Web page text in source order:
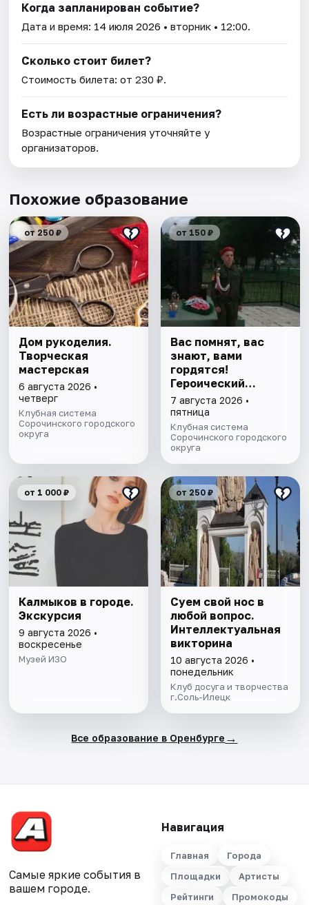
Когда запланирован событие?
Дата и время: 14 июля 2026 • вторник • 12:00.
Сколько стоит билет?
Стоимость билета: от 230 ₽.
Есть ли возрастные ограничения?
Возрастные ограничения уточняйте у
организаторов.
Похожие образование
от 250 ₽
Дом рукоделия.
Творческая
мастерская
6 августа 2026 •
четверг
Клубная система
Сорочинского городского
округа
от 150 ₽
Вас помнят, вас
знают, вами
гордятся!
Героический
экскурс
7 августа 2026 •
пятница
Клубная система
Сорочинского городского
округа
от 1 000 ₽
Калмыков в городе.
Экскурсия
9 августа 2026 •
воскресенье
Музей ИЗО
от 250 ₽
Суем свой нос в
любой вопрос.
Интеллектуальная
викторина
10 августа 2026 •
понедельник
Клуб досуга и творчества
г.Соль-Илецк
Все образование в Оренбурге →
Самые яркие события в
вашем городе.
Навигация
Главная
Города
Площадки
Артисты
Рейтинги
Промокоды